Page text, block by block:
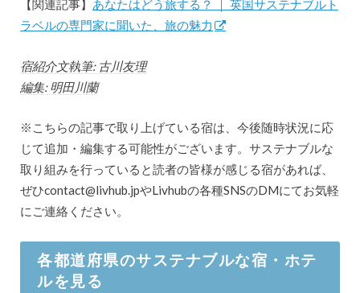
【関連記事】 あなたはどう旅する？ ｜ 英国サステナブルト
ラベルの専門家に聞いた、旅の魅力
宿紹介文執筆: 古川友理
編集: 明田川蘭
※こちらの記事で取り上げている宿は、今後随時状況に応
じて追加・編集する可能性がございます。サステナブルな
取り組みを行っていると読者の皆様が感じる宿があれば、
ぜひcontact@livhub.jpやLivhubの各種SNSのDMにてお気軽
にご連絡ください。
各都道府県のサステナブルな宿・ホテ
ルを見る